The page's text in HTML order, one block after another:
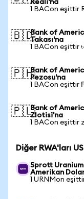
Reali'na
1 BACon eşittir
🇧🇩Bank of
Takası'na
1 BACon eşittir
🇵🇭Bank of
Pezosu'na
1 BACon eşittir
🇵🇱Bank of
Zlotisi'na
1 BACon eşittir
Diğer RWA'ları
Sprott
Amerikan
1 URNMon